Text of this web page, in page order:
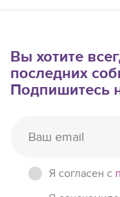
Вы хотите
последних
Подпишитесь
Я согласен c